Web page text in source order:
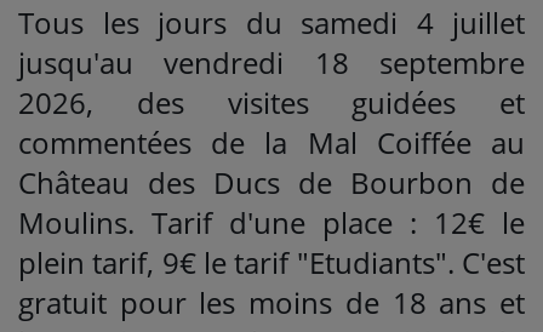
Se connecter
Tous les jours du samedi 4 juillet
jusqu'au vendredi 18 septembre
2026, des visites guidées et
commentées de la Mal Coiffée au
Château des Ducs de Bourbon de
Moulins. Tarif d'une place : 12€ le
plein tarif, 9€ le tarif "Etudiants". C'est
gratuit pour les moins de 18 ans et